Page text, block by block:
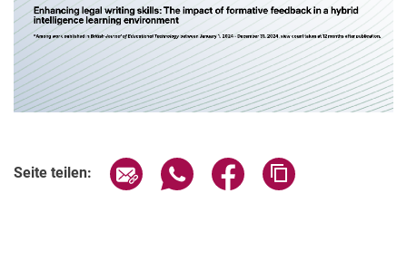
Seite teilen: Seite über E-Mail teilen
Seite über WhatsApp teilen
Seite über Facebook